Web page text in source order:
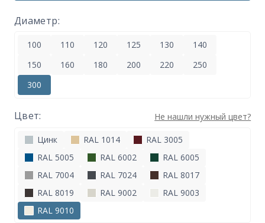
Диаметр:
100 110 120 125 130
140
150
160 180 200 220
250
300
Цвет: Не нашли нужный цвет?
Цинк RAL 1014
RAL 3005
RAL 5005
RAL 6002
RAL 6005
RAL 7004
RAL 7024
RAL 8017
RAL 8019
RAL 9002
RAL 9003
RAL 9010